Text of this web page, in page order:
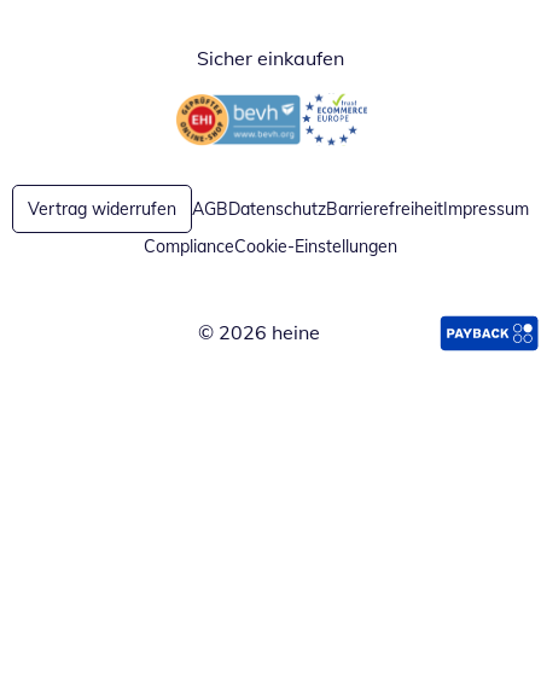
Sicher einkaufen
Öffnet in neuem FensterÖffnet in neuem Fenster
Vertrag widerrufen AGBDatenschutzBarrierefreiheitImpressum
ComplianceCookie-Einstellungen
© 2026 heine